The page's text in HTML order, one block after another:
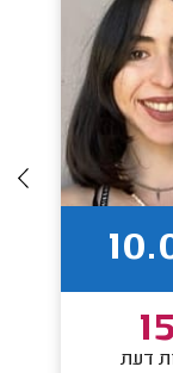
15
דעת